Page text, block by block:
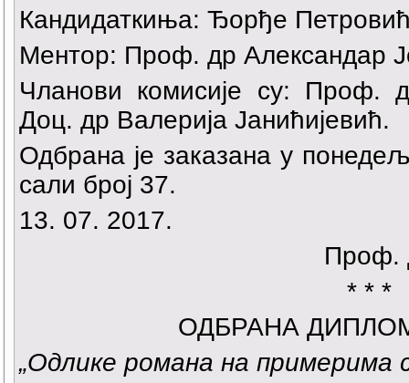
Кандидаткиња: Ђорђе
Ментор: Проф. др Александар
Чланови комисије су: Проф.
Доц. др Валерија Јанићијевић.
Одбрана је заказана у
сали број 37.
13. 07. 2017.
Проф.
* * *
ОДБРАНА
„Одлике романа на примерима